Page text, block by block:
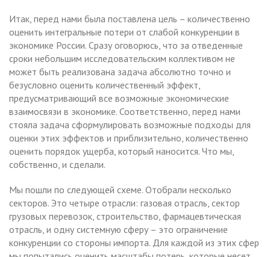
Итак, перед нами была поставлена цель – количественно
оценить интегральные потери от слабой конкуренции в
экономике России. Сразу оговорюсь, что за отведенные
сроки небольшим исследовательским коллективом не
может быть реализована задача абсолютно точно и
безусловно оценить количественный эффект,
предусматривающий все возможные экономические
взаимосвязи в экономике. Соответственно, перед нами
стояла задача сформулировать возможные подходы для
оценки этих эффектов и приблизительно, количественно
оценить порядок ущерба, который наносится. Что мы,
собственно, и сделали.
Мы пошли по следующей схеме. Отобрали несколько
секторов. Это четыре отрасли: газовая отрасль, сектор
грузовых перевозок, строительство, фармацевтическая
отрасль, и одну системную сферу – это ограничение
конкуренции со стороны импорта. Для каждой из этих сфер